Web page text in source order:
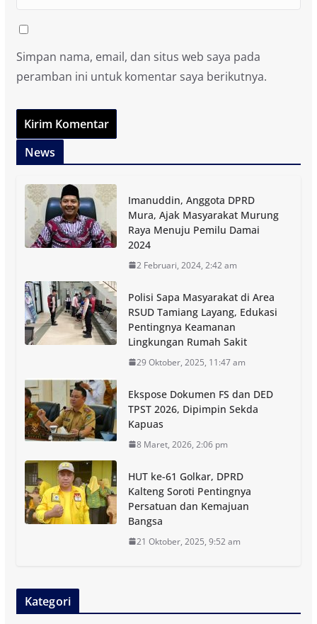
Simpan nama, email, dan situs web saya pada
peramban ini untuk komentar saya berikutnya.
News
Imanuddin, Anggota DPRD
Mura, Ajak Masyarakat Murung
Raya Menuju Pemilu Damai
2024
2 Februari, 2024, 2:42 am
Polisi Sapa Masyarakat di Area
RSUD Tamiang Layang, Edukasi
Pentingnya Keamanan
Lingkungan Rumah Sakit
29 Oktober, 2025, 11:47 am
Ekspose Dokumen FS dan DED
TPST 2026, Dipimpin Sekda
Kapuas
8 Maret, 2026, 2:06 pm
HUT ke-61 Golkar, DPRD
Kalteng Soroti Pentingnya
Persatuan dan Kemajuan
Bangsa
21 Oktober, 2025, 9:52 am
Kategori